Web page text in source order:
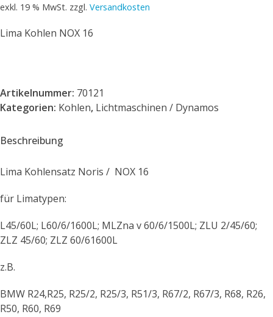
exkl. 19 % MwSt. zzgl. Versandkosten
Lima Kohlen NOX 16
Artikelnummer: 70121
Kategorien: Kohlen, Lichtmaschinen / Dynamos
Beschreibung
Lima Kohlensatz Noris / NOX 16
für Limatypen:
L45/60L; L60/6/1600L; MLZna v 60/6/1500L; ZLU 2/45/60;
ZLZ 45/60; ZLZ 60/61600L
z.B.
BMW R24,R25, R25/2, R25/3, R51/3, R67/2, R67/3, R68, R26,
R50, R60, R69